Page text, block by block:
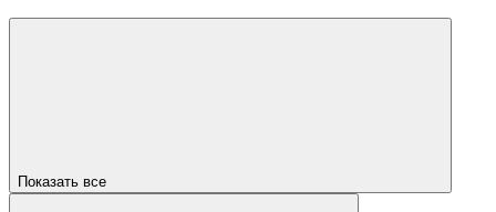
Показать все